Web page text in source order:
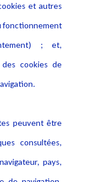
et autres
fonctionnement
; et,
cookies de
peuvent être
consultées,
pays,